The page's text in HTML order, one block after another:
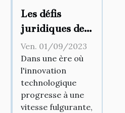
Les défis
juridiques de
l'innovation
technologique
Ven. 01/09/2023
Dans une ère où
l'innovation
technologique
progresse à une
vitesse fulgurante,